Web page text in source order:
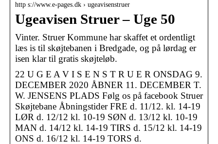
http s://www.e-pages.dk › ugeavisenstruer
Ugeavisen Struer – Uge 50
Vinter. Struer Kommune har skaffet et ordentligt
læs is til skøjtebanen i Bredgade, og på lørdag er
isen klar til gratis skøjteløb.
22 U G E A V I S E N S T R U E R ONSDAG 9.
DECEMBER 2020 ÅBNER 11. DECEMBER T.
W. JENSENS PLADS Følg os på facebook Struer
Skøjtebane Åbningstider FRE d. 11/12. kl. 14-19
LØR d. 12/12 kl. 10-19 SØN d. 13/12 kl. 10-19
MAN d. 14/12 kl. 14-19 TIRS d. 15/12 kl. 14-19
ONS d. 16/12 kl. 14-19 TORS d.